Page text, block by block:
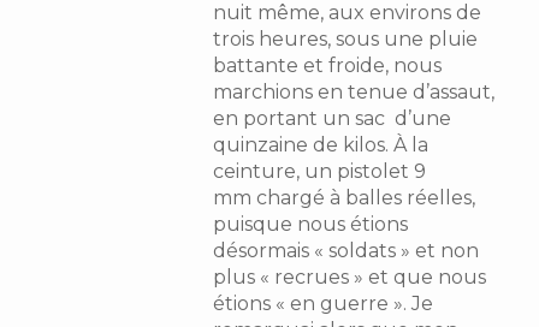
nuit même, aux environs de
trois heures, sous une pluie
battante et froide, nous
marchions en tenue d’assaut,
en portant un sac d’une
quinzaine de kilos. À la
ceinture, un pistolet 9
mm chargé à balles réelles,
puisque nous étions
désormais « soldats » et non
plus « recrues » et que nous
étions « en guerre ». Je